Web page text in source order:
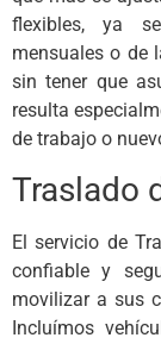
flexibles, ya
mensuales o de
sin tener que
resulta
de trabajo o
Traslado
El servicio de
confiable y
movilizar a sus
Incluímos